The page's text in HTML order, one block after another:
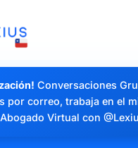
Conversaciones
por correo, trabaja en el
Virtual con